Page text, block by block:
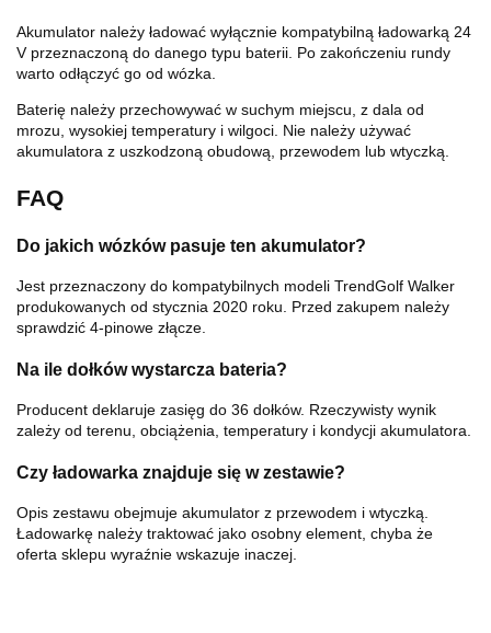
Akumulator należy ładować wyłącznie kompatybilną ładowarką 24
V przeznaczoną do danego typu baterii. Po zakończeniu rundy
warto odłączyć go od wózka.
Baterię należy przechowywać w suchym miejscu, z dala od
mrozu, wysokiej temperatury i wilgoci. Nie należy używać
akumulatora z uszkodzoną obudową, przewodem lub wtyczką.
FAQ
Do jakich wózków pasuje ten akumulator?
Jest przeznaczony do kompatybilnych modeli TrendGolf Walker
produkowanych od stycznia 2020 roku. Przed zakupem należy
sprawdzić 4-pinowe złącze.
Na ile dołków wystarcza bateria?
Producent deklaruje zasięg do 36 dołków. Rzeczywisty wynik
zależy od terenu, obciążenia, temperatury i kondycji akumulatora.
Czy ładowarka znajduje się w zestawie?
Opis zestawu obejmuje akumulator z przewodem i wtyczką.
Ładowarkę należy traktować jako osobny element, chyba że
oferta sklepu wyraźnie wskazuje inaczej.